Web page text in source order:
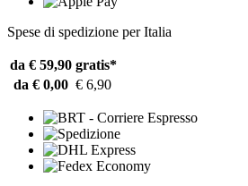
Spese di spedizione per Italia
da € 59,90 gratis*
da € 0,00 € 6,90